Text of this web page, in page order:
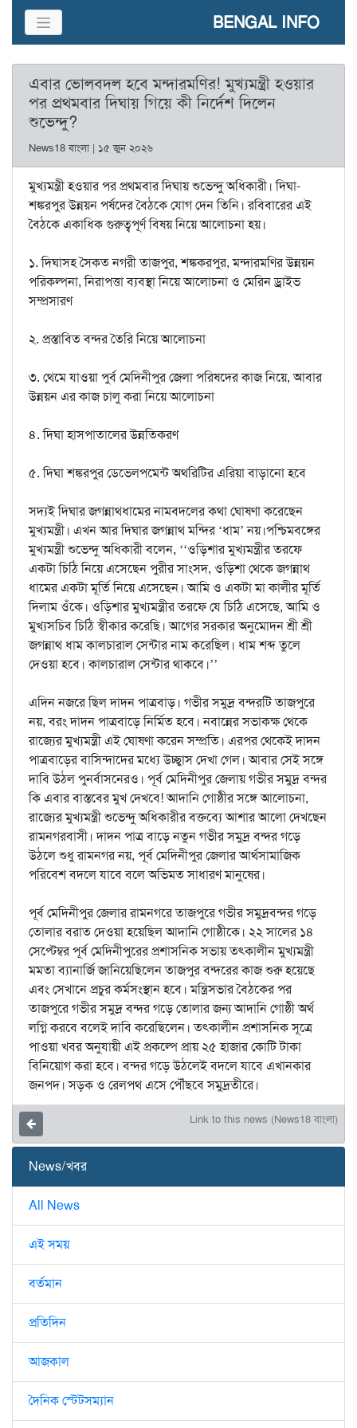
BENGAL INFO
এবার ভোলবদল হবে মন্দারমণির! মুখ্যমন্ত্রী হওয়ার
পর প্রথমবার দিঘায় গিয়ে কী নির্দেশ দিলেন
শুভেন্দু?
News18 বাংলা | ১৫ জুন ২০২৬
মুখ্যমন্ত্রী হওয়ার পর প্রথমবার দিঘায় শুভেন্দু অধিকারী। দিঘা-
শঙ্করপুর উন্নয়ন পর্ষদের বৈঠকে যোগ দেন তিনি। রবিবারের এই
বৈঠকে একাধিক গুরুত্বপূর্ণ বিষয় নিয়ে আলোচনা হয়।
১. দিঘাসহ সৈকত নগরী তাজপুর, শঙ্ককরপুর, মন্দারমণির উন্নয়ন
পরিকল্পনা, নিরাপত্তা ব্যবস্থা নিয়ে আলোচনা ও মেরিন ড্রাইভ
সম্প্রসারণ
২. প্রস্তাবিত বন্দর তৈরি নিয়ে আলোচনা
৩. থেমে যাওয়া পুর্ব মেদিনীপুর জেলা পরিষদের কাজ নিয়ে, আবার
উন্নয়ন এর কাজ চালু করা নিয়ে আলোচনা
৪. দিঘা হাসপাতালের উন্নতিকরণ
৫. দিঘা শঙ্করপুর ডেভেলপমেন্ট অথরিটির এরিয়া বাড়ানো হবে
সদ্যই দিঘার জগন্নাথধামের নামবদলের কথা ঘোষণা করেছেন
মুখ্যমন্ত্রী। এখন আর দিঘার জগন্নাথ মন্দির ‘ধাম’ নয়।পশ্চিমবঙ্গের
মুখ্যমন্ত্রী শুভেন্দু অধিকারী বলেন, ‘‘ওড়িশার মুখ্যমন্ত্রীর তরফে
একটা চিঠি নিয়ে এসেছেন পুরীর সাংসদ, ওড়িশা থেকে জগন্নাথ
ধামের একটা মূর্তি নিয়ে এসেছেন। আমি ও একটা মা কালীর মূর্তি
দিলাম ওঁকে। ওড়িশার মুখ্যমন্ত্রীর তরফে যে চিঠি এসেছে, আমি ও
মুখ্যসচিব চিঠি স্বীকার করেছি। আগের সরকার অনুমোদন শ্রী শ্রী
জগন্নাথ ধাম কালচারাল সেন্টার নাম করেছিল। ধাম শব্দ তুলে
দেওয়া হবে। কালচারাল সেন্টার থাকবে।’’
এদিন নজরে ছিল দাদন পাত্রবাড়। গভীর সমুদ্র বন্দরটি তাজপুরে
নয়, বরং দাদন পাত্রবাড়ে নির্মিত হবে। নবান্নের সভাকক্ষ থেকে
রাজ্যের মুখ্যমন্ত্রী এই ঘোষণা করেন সম্প্রতি। এরপর থেকেই দাদন
পাত্রবাড়ের বাসিন্দাদের মধ্যে উচ্ছ্বাস দেখা গেল। আবার সেই সঙ্গে
দাবি উঠল পুনর্বাসনেরও। পূর্ব মেদিনীপুর জেলায় গভীর সমুদ্র বন্দর
কি এবার বাস্তবের মুখ দেখবে! আদানি গোষ্ঠীর সঙ্গে আলোচনা,
রাজ্যের মুখ্যমন্ত্রী শুভেন্দু অধিকারীর বক্তব্যে আশার আলো দেখছেন
রামনগরবাসী। দাদন পাত্র বাড়ে নতুন গভীর সমুদ্র বন্দর গড়ে
উঠলে শুধু রামনগর নয়, পূর্ব মেদিনীপুর জেলার আর্থসামাজিক
পরিবেশ বদলে যাবে বলে অভিমত সাধারণ মানুষের।
পূর্ব মেদিনীপুর জেলার রামনগরে তাজপুরে গভীর সমুদ্রবন্দর গড়ে
তোলার বরাত দেওয়া হয়েছিল আদানি গোষ্ঠীকে। ২২ সালের ১৪
সেপ্টেম্বর পূর্ব মেদিনীপুরের প্রশাসনিক সভায় তৎকালীন মুখ্যমন্ত্রী
মমতা ব্যানার্জি জানিয়েছিলেন তাজপুর বন্দরের কাজ শুরু হয়েছে
এবং সেখানে প্রচুর কর্মসংস্থান হবে। মন্ত্রিসভার বৈঠকের পর
তাজপুরে গভীর সমুদ্র বন্দর গড়ে তোলার জন্য আদানি গোষ্ঠী অর্থ
লগ্নি করবে বলেই দাবি করেছিলেন। তৎকালীন প্রশাসনিক সূত্রে
পাওয়া খবর অনুযায়ী এই প্রকল্পে প্রায় ২৫ হাজার কোটি টাকা
বিনিয়োগ করা হবে। বন্দর গড়ে উঠলেই বদলে যাবে এখানকার
জনপদ। সড়ক ও রেলপথ এসে পৌঁছবে সমুদ্রতীরে।
Link to this news (News18 বাংলা)
News/খবর
All News
এই সময়
বর্তমান
প্রতিদিন
আজকাল
দৈনিক স্টেটসম্যান